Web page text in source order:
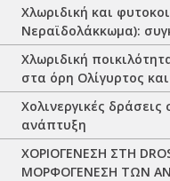
Χλωριδική και
Νεραϊδολάκκωμα):
Χλωριδική
στα όρη Ολίγυρτος
Χολινεργικές
ανάπτυξη
ΧΟΡΙΟΓΕΝΕΣΗ ΣΤΗ
ΜΟΡΦΟΓΕΝΕΣΗ ΤΩΝ